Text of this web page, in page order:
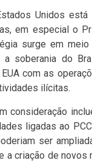
Unidos
em especial o
surge em
a soberania do
com as
ilícitas.
consideração
ligadas ao
ser
a criação de